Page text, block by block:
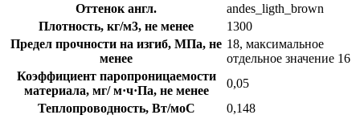
Оттенок англ.
andes_ligth_brown
Плотность, кг/м3, не менее
1300
Предел прочности на изгиб, МПа, не
менее
18, максимальное
отдельное значение 16
Коэффициент паропроницаемости
материала, мг/ м·ч·Па, не менее
0,05
Теплопроводность, Вт/моС
0,148